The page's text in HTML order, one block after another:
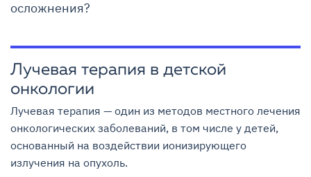
осложнения?
Лучевая терапия в детской
онкологии
Лучевая терапия — один из методов местного лечения
онкологических заболеваний, в том числе у детей,
основанный на воздействии ионизирующего
излучения на опухоль.